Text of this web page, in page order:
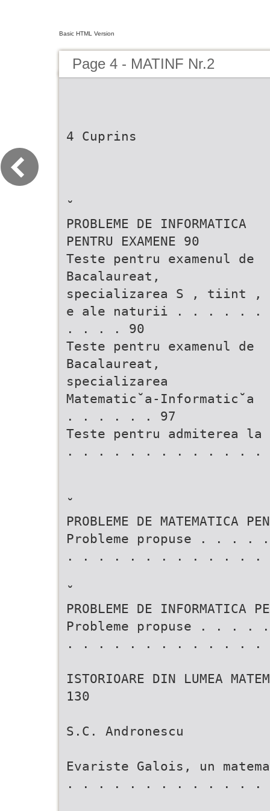
Basic HTML Version
Page 4 - MATINF Nr.2
4 Cuprins
˘
PROBLEME DE INFORMATICA
PENTRU EXAMENE 90
Teste pentru examenul de
Bacalaureat,
specializarea S , tiint ,
e ale naturii . . . . . .
. . . . 90
Teste pentru examenul de
Bacalaureat,
specializarea
Matematic˘a-Informatic˘a
. . . . . . 97
Teste pentru
. . . . . . . . . . . . .
˘
PROBLEME DE MATEMATICA
Probleme propuse .
. . . . . . . . . . . . .
˘
PROBLEME DE INFORMATICA
Probleme propuse .
. . . . . . . . . . . . .
ISTORIOARE DIN LUMEA
130
S.C. Andronescu
Evariste Galois, un
. . . . . . . . . . . . .